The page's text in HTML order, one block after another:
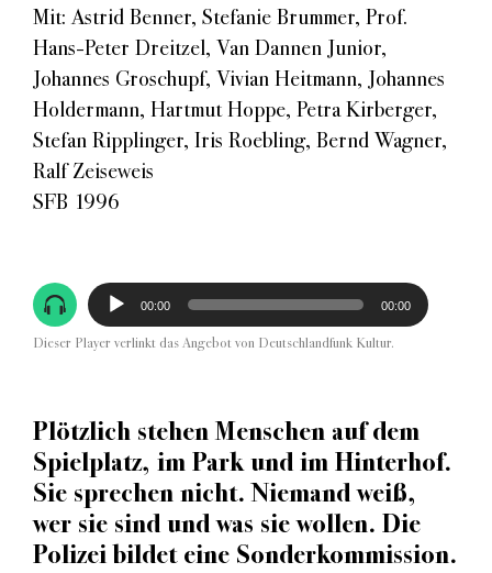
Mit: Astrid Benner, Stefanie Brummer, Prof.
Hans-Peter Dreitzel, Van Dannen Junior,
Johannes Groschupf, Vivian Heitmann, Johannes
Holdermann, Hartmut Hoppe, Petra Kirberger,
Stefan Ripplinger, Iris Roebling, Bernd Wagner,
Ralf Zeiseweis
SFB 1996
Audio-
Player
00:00 00:00
Dieser Player verlinkt das Angebot von Deutschlandfunk Kultur.
Plötzlich stehen Menschen auf dem
Spielplatz, im Park und im Hinterhof.
Sie sprechen nicht. Niemand weiß,
wer sie sind und was sie wollen. Die
Polizei bildet eine Sonderkommission.